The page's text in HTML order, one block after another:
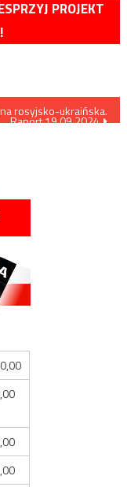
PROJEKT
rosyjsko-ukraińska.
Raport 19.09.2024